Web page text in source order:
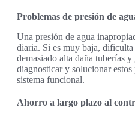
Problemas de presión de
Una presión de agua
diaria. Si es muy baja,
demasiado alta daña tuberías
diagnosticar y solucionar
sistema funcional.
Ahorro a largo plazo al